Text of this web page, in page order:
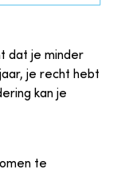
dat je minder
je recht hebt
kan je
te